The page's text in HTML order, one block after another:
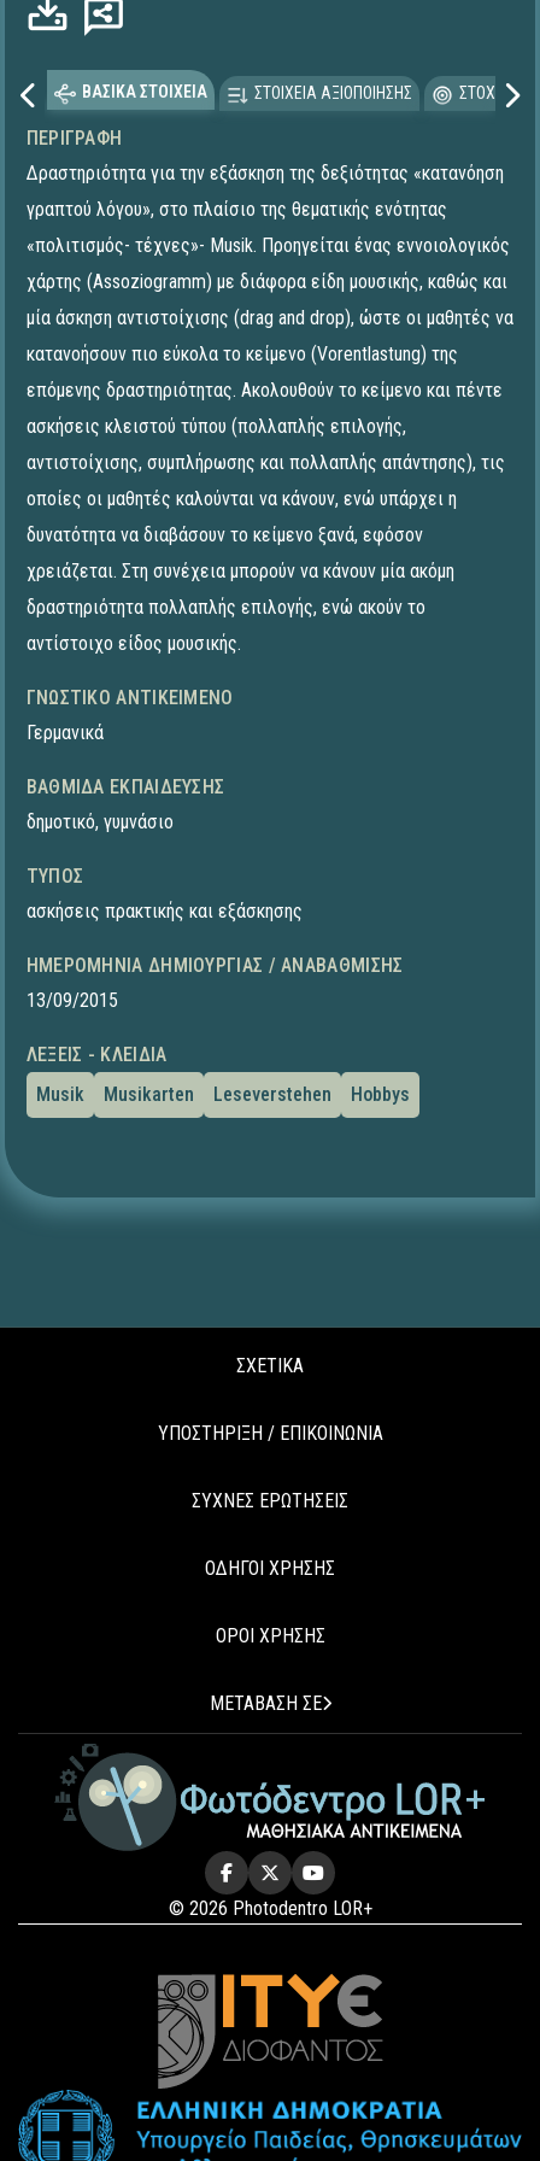
ΒΑΣΙΚΑ ΣΤΟΙΧΕΙΑ ΣΤΟΙΧΕΙΑ ΑΞΙΟΠΟΙΗΣΗΣ
ΠΕΡΙΓΡΑΦΉ
Δραστηριότητα για την εξάσκηση της δεξιότητας «κατανόηση
γραπτού λόγου», στο πλαίσιο της θεματικής ενότητας
«πολιτισμός- τέχνες»- Musik. Προηγείται ένας εννοιολογικός
χάρτης (Assoziogramm) με διάφορα είδη μουσικής, καθώς και
μία άσκηση αντιστοίχισης (drag and drop), ώστε οι μαθητές να
κατανοήσουν πιο εύκολα το κείμενο (Vorentlastung) της
επόμενης δραστηριότητας. Ακολουθούν το κείμενο και πέντε
ασκήσεις κλειστού τύπου (πολλαπλής επιλογής,
αντιστοίχισης, συμπλήρωσης και πολλαπλής απάντησης), τις
οποίες οι μαθητές καλούνται να κάνουν, ενώ υπάρχει η
δυνατότητα να διαβάσουν το κείμενο ξανά, εφόσον
χρειάζεται. Στη συνέχεια μπορούν να κάνουν μία ακόμη
δραστηριότητα πολλαπλής επιλογής, ενώ ακούν το
αντίστοιχο είδος μουσικής.
ΓΝΩΣΤΙΚΌ ΑΝΤΙΚΕΊΜΕΝΟ
Γερμανικά
ΒΑΘΜΊΔΑ ΕΚΠΑΊΔΕΥΣΗΣ
δημοτικό, γυμνάσιο
ΤΎΠΟΣ
ασκήσεις πρακτικής και εξάσκησης
ΗΜΕΡΟΜΗΝΊΑ ΔΗΜΙΟΥΡΓΊΑΣ / ΑΝΑΒΆΘΜΙΣΗΣ
13/09/2015
ΛΈΞΕΙΣ - ΚΛΕΙΔΙΆ
Musik
Musikarten Leseverstehen Hobbys
ΣΧΕΤΙΚΑ
ΥΠΟΣΤΗΡΙΞΗ / ΕΠΙΚΟΙΝΩΝΙΑ
ΣΥΧΝΕΣ ΕΡΩΤΗΣΕΙΣ
ΟΔΗΓΟΙ ΧΡΗΣΗΣ
ΟΡΟΙ ΧΡΗΣΗΣ
ΜΕΤΑΒΑΣΗ ΣΕ
© 2026 Photodentro LOR+